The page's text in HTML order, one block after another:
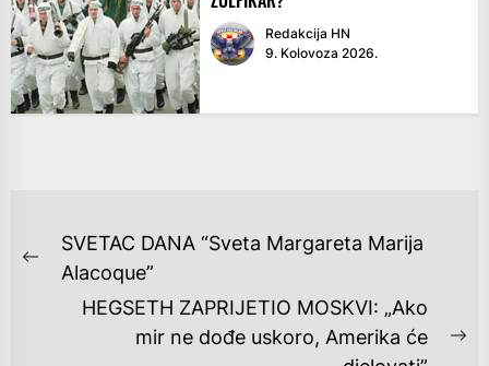
Redakcija HN
9. Kolovoza 2026.
NAVIGACIJA
OBJAVA
Previous
SVETAC DANA “Sveta Margareta Marija
Alacoque”
HEGSETH ZAPRIJETIO MOSKVI: „Ako
mir ne dođe uskoro, Amerika će